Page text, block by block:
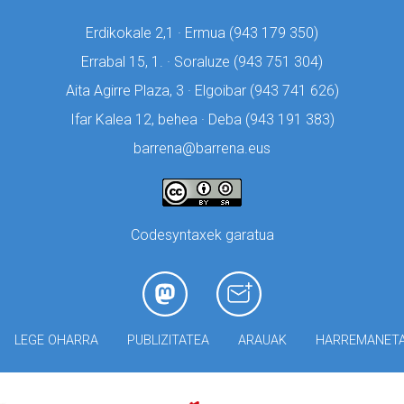
Erdikokale 2,1 · Ermua (943 179 350)
Errabal 15, 1. · Soraluze (943 751 304)
Aita Agirre Plaza, 3 · Elgoibar (943 741 626)
Ifar Kalea 12, behea · Deba (943 191 383)
barrena@barrena.eus
Codesyntaxek garatua
LEGE OHARRA PUBLIZITATEA ARAUAK